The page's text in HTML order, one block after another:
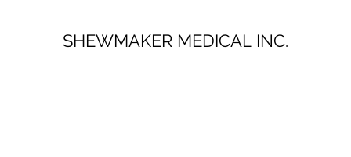
SHEWMAKER MEDICAL INC.